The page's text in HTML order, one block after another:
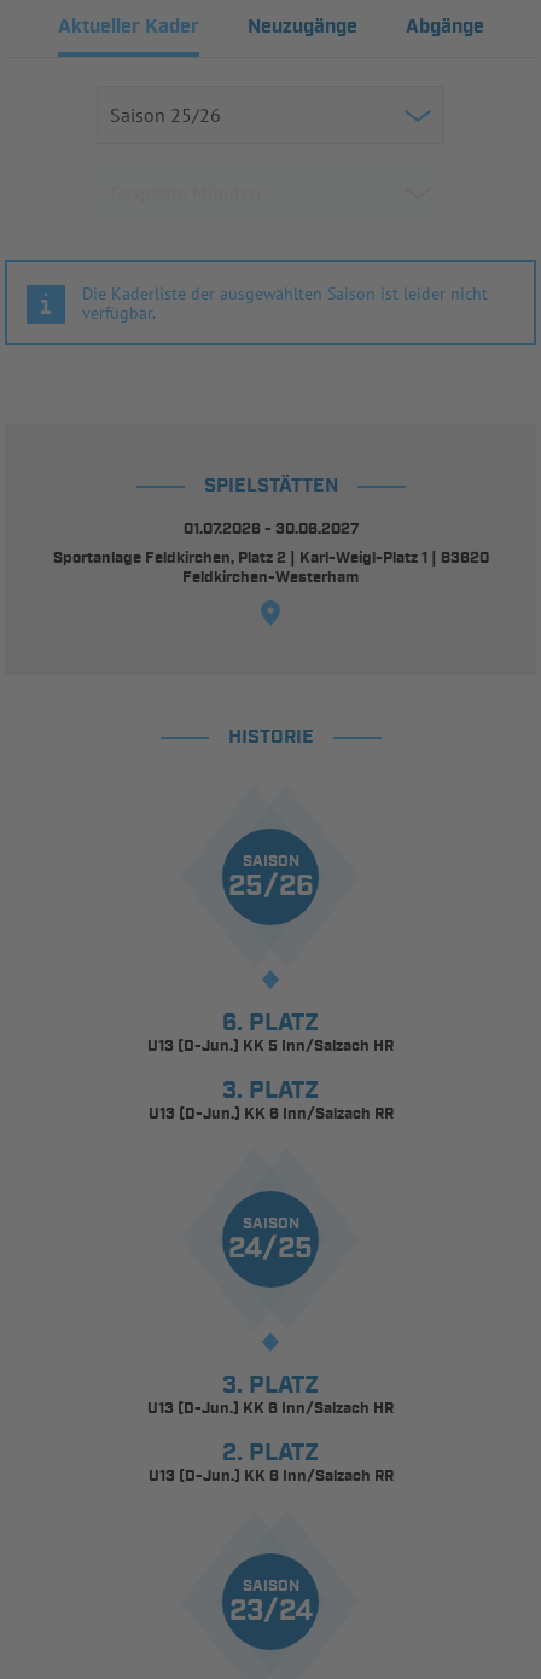
Aktueller Kader Neuzugänge Abgänge
Die Kaderliste der ausgewählten Saison ist leider nicht
verfügbar.
SPIELSTÄTTEN
01.07.2026 - 30.06.2027
Sportanlage Feldkirchen, Platz 2 | Karl-Weigl-Platz 1 | 83620
Feldkirchen-Westerham
HISTORIE
SAISON
25/26
6. PLATZ
U13 (D-Jun.) KK 5 Inn/Salzach HR
3. PLATZ
U13 (D-Jun.) KK 6 Inn/Salzach RR
SAISON
24/25
3. PLATZ
U13 (D-Jun.) KK 6 Inn/Salzach HR
2. PLATZ
U13 (D-Jun.) KK 6 Inn/Salzach RR
SAISON
23/24